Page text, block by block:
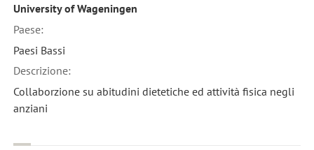
University of Wageningen
Paese:
Paesi Bassi
Descrizione:
Collaborzione su abitudini dietetiche ed attività fisica negli
anziani